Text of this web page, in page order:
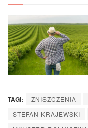
TAGI: ZNISZCZENIA
STEFAN KRAJEWSKI